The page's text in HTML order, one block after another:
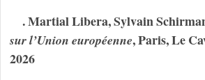
. Martial Libera, Sylvain
sur l’Union européenne, Paris, Le
2026